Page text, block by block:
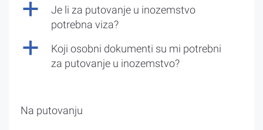
a
Je li za putovanje u inozemstvo
potrebna viza?
a
Koji osobni dokumenti su mi potrebni
za putovanje u inozemstvo?
Na putovanju